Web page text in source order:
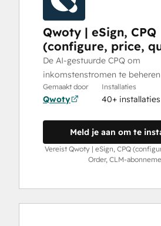
Qwoty | eSign, CPQ
(configure, price,
Order, CLM
De AI-gestuurde CPQ om
inkomstenstromen te beheren
Gemaakt door
Qwoty
Installaties
40+ installaties
Meld je aan om te
Vereist Qwoty | eSign, CPQ
Order, CLM-